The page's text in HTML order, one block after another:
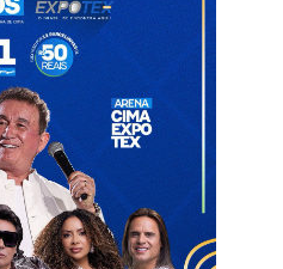
desafios necessários para
superar os desafios do
mudanças que vivemos.
JEPP Sebrae